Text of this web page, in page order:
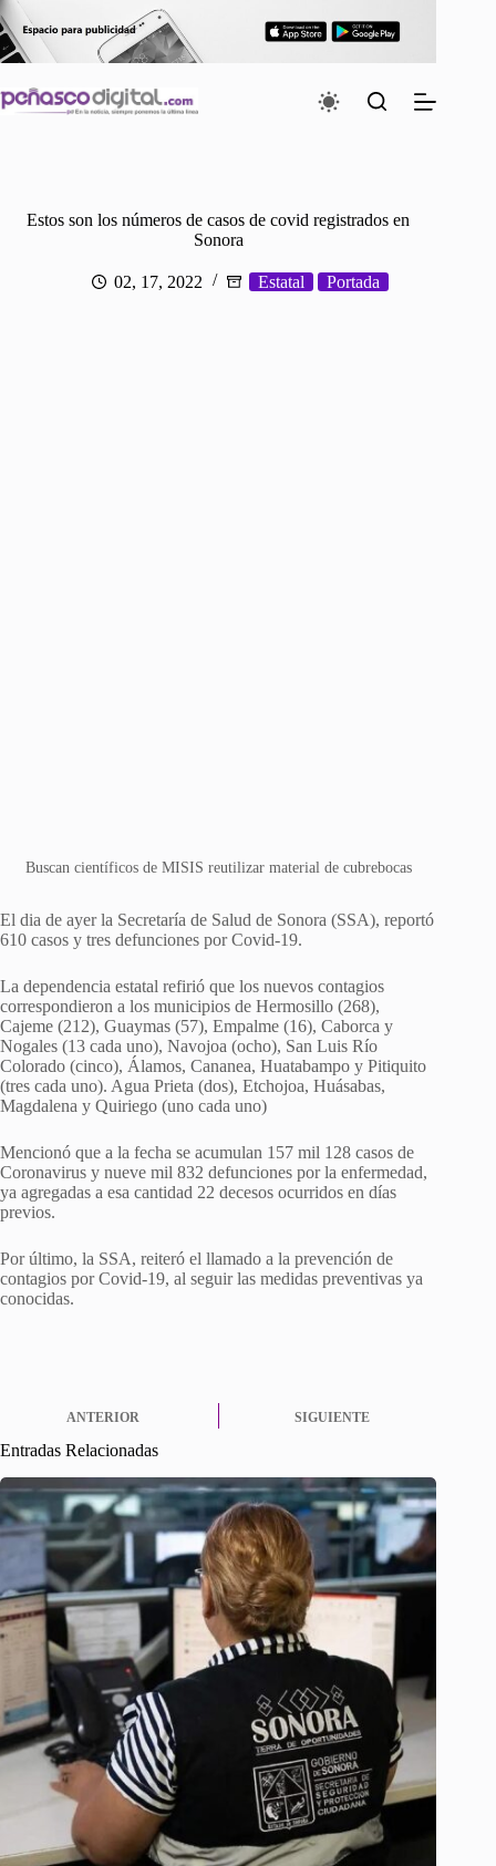
Saltar
al
contenido
Estos son los números de casos de covid registrados en
Sonora
02, 17, 2022 Estatal Portada
Buscan científicos de MISIS reutilizar material de cubrebocas
El dia de ayer la Secretaría de Salud de Sonora (SSA), reportó
610 casos y tres defunciones por Covid-19.
La dependencia estatal refirió que los nuevos contagios
correspondieron a los municipios de Hermosillo (268),
Cajeme (212), Guaymas (57), Empalme (16), Caborca y
Nogales (13 cada uno), Navojoa (ocho), San Luis Río
Colorado (cinco), Álamos, Cananea, Huatabampo y Pitiquito
(tres cada uno). Agua Prieta (dos), Etchojoa, Huásabas,
Magdalena y Quiriego (uno cada uno)
Mencionó que a la fecha se acumulan 157 mil 128 casos de
Coronavirus y nueve mil 832 defunciones por la enfermedad,
ya agregadas a esa cantidad 22 decesos ocurridos en días
previos.
Por último, la SSA, reiteró el llamado a la prevención de
contagios por Covid-19, al seguir las medidas preventivas ya
conocidas.
ANTERIOR SIGUIENTE
Entradas Relacionadas